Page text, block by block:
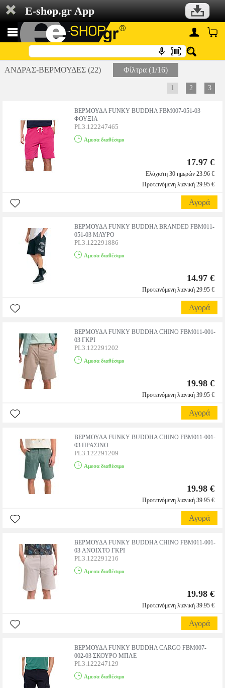
E-shop.gr App
ΑΝΔΡΑΣ-ΒΕΡΜΟΥΔΕΣ (22) Φίλτρα (1/16)
1 2 3
ΒΕΡΜΟΥΔΑ FUNKY BUDDHA FBM007-051-03
ΦΟΥΞΙΑ
PL3.122247465
Αμεσα διαθέσιμο
17.97 €
Ελάχιστη 30 ημερών 23.96 €
Προτεινόμενη λιανική 29.95 €
Αγορά
ΒΕΡΜΟΥΔΑ FUNKY BUDDHA BRANDED FBM011-
051-03 ΜΑΥΡΟ
PL3.122291886
Αμεσα διαθέσιμο
14.97 €
Προτεινόμενη λιανική 29.95 €
Αγορά
ΒΕΡΜΟΥΔΑ FUNKY BUDDHA CHINO FBM011-001-
03 ΓΚΡΙ
PL3.122291202
Αμεσα διαθέσιμο
19.98 €
Προτεινόμενη λιανική 39.95 €
Αγορά
ΒΕΡΜΟΥΔΑ FUNKY BUDDHA CHINO FBM011-001-
03 ΠΡΑΣΙΝΟ
PL3.122291209
Αμεσα διαθέσιμο
19.98 €
Προτεινόμενη λιανική 39.95 €
Αγορά
ΒΕΡΜΟΥΔΑ FUNKY BUDDHA CHINO FBM011-001-
03 ΑΝΟΙΧΤΟ ΓΚΡΙ
PL3.122291216
Αμεσα διαθέσιμο
19.98 €
Προτεινόμενη λιανική 39.95 €
Αγορά
ΒΕΡΜΟΥΔΑ FUNKY BUDDHA CARGO FBM007-
002-03 ΣΚΟΥΡΟ ΜΠΛΕ
PL3.122247129
Αμεσα διαθέσιμο